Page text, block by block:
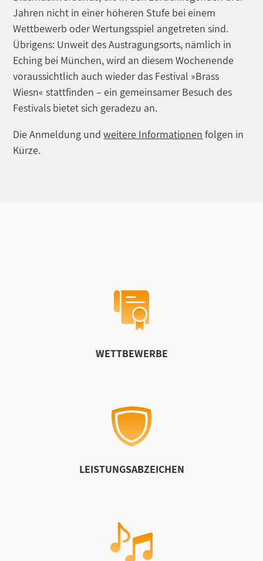
Jahren nicht in einer höheren Stufe bei einem
Wettbewerb oder Wertungsspiel angetreten sind.
Übrigens: Unweit des Austragungsorts, nämlich in
Eching bei München, wird an diesem Wochenende
voraussichtlich auch wieder das Festival »Brass
Wiesn« stattfinden – ein gemeinsamer Besuch des
Festivals bietet sich geradezu an.
Die Anmeldung undweitere Informationen folgen in
Kürze.
WETTBEWERBE
LEISTUNGSABZEICHEN